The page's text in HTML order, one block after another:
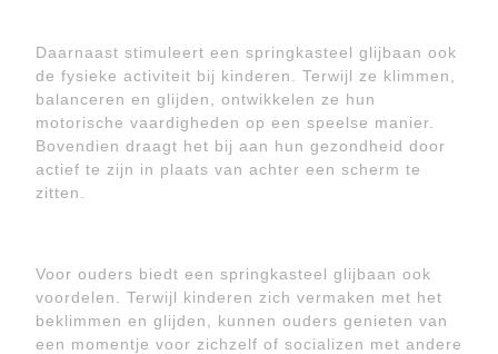
Daarnaast stimuleert een springkasteel glijbaan ook
de fysieke activiteit bij kinderen. Terwijl ze klimmen,
balanceren en glijden, ontwikkelen ze hun
motorische vaardigheden op een speelse manier.
Bovendien draagt het bij aan hun gezondheid door
actief te zijn in plaats van achter een scherm te
zitten.
Voor ouders biedt een springkasteel glijbaan ook
voordelen. Terwijl kinderen zich vermaken met het
beklimmen en glijden, kunnen ouders genieten van
een momentje voor zichzelf of socializen met andere